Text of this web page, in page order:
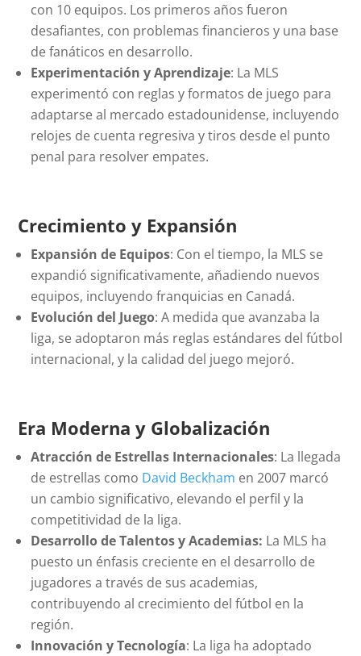
con 10 equipos. Los primeros años fueron
desafiantes, con problemas financieros y una base
de fanáticos en desarrollo.
Experimentación y Aprendizaje: La MLS
experimentó con reglas y formatos de juego para
adaptarse al mercado estadounidense, incluyendo
relojes de cuenta regresiva y tiros desde el punto
penal para resolver empates.
Crecimiento y Expansión
Expansión de Equipos: Con el tiempo, la MLS se
expandió significativamente, añadiendo nuevos
equipos, incluyendo franquicias en Canadá.
Evolución del Juego: A medida que avanzaba la
liga, se adoptaron más reglas estándares del fútbol
internacional, y la calidad del juego mejoró.
Era Moderna y Globalización
Atracción de Estrellas Internacionales: La llegada
de estrellas como David Beckham en 2007 marcó
un cambio significativo, elevando el perfil y la
competitividad de la liga.
Desarrollo de Talentos y Academias: La MLS ha
puesto un énfasis creciente en el desarrollo de
jugadores a través de sus academias,
contribuyendo al crecimiento del fútbol en la
región.
Innovación y Tecnología: La liga ha adoptado